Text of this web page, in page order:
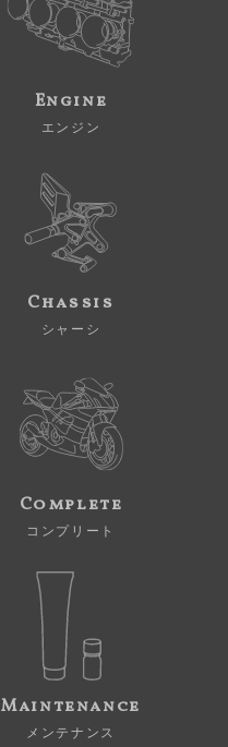
Engine
エンジン
Chassis
シャーシ
Complete
コンプリート
Maintenance
メンテナンス